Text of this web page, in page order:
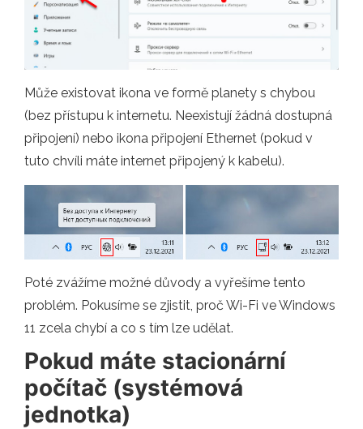
Může existovat ikona ve formě planety s chybou
(bez přístupu k internetu. Neexistují žádná dostupná
připojení) nebo ikona připojení Ethernet (pokud v
tuto chvíli máte internet připojený k kabelu).
Poté zvážíme možné důvody a vyřešíme tento
problém. Pokusíme se zjistit, proč Wi-Fi ve Windows
11 zcela chybí a co s tím lze udělat.
Pokud máte stacionární
počítač (systémová
jednotka)